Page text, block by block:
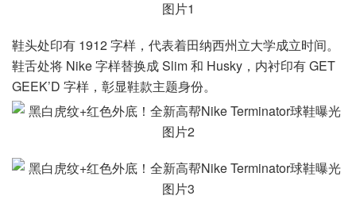
鞋头处印有 1912 字样，代表着田纳西州立大学成立时间。
鞋舌处将 Nike 字样替换成 Slim 和 Husky，内衬印有 GET
GEEK’D 字样，彰显鞋款主题身份。